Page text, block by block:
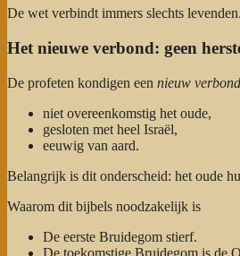
De wet verbindt immers slechts
Het nieuwe verbond: geen
De profeten kondigen een nieuw verbond
niet overeenkomstig het oude,
gesloten met heel Israël,
eeuwig van aard.
Belangrijk is dit onderscheid: het oude
Waarom dit bijbels noodzakelijk is
De eerste Bruidegom stierf.
De toekomstige Bruidegom is de